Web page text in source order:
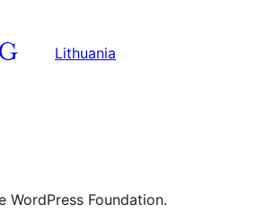
Lithuania
Foundation.